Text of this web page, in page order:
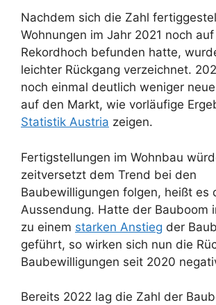
Nachdem sich die Zahl
Wohnungen im Jahr 2021 noch
Rekordhoch befunden hatte,
leichter Rückgang verzeichnet.
noch einmal deutlich weniger
auf den Markt, wie vorläufige
Statistik Austria zeigen.
Fertigstellungen im Wohnbau
zeitversetzt dem Trend bei den
Baubewilligungen folgen, heißt es
Aussendung. Hatte der Bauboom
zu einem starken Anstieg der
geführt, so wirken sich nun die
Baubewilligungen seit 2020
Bereits 2022 lag die Zahl der